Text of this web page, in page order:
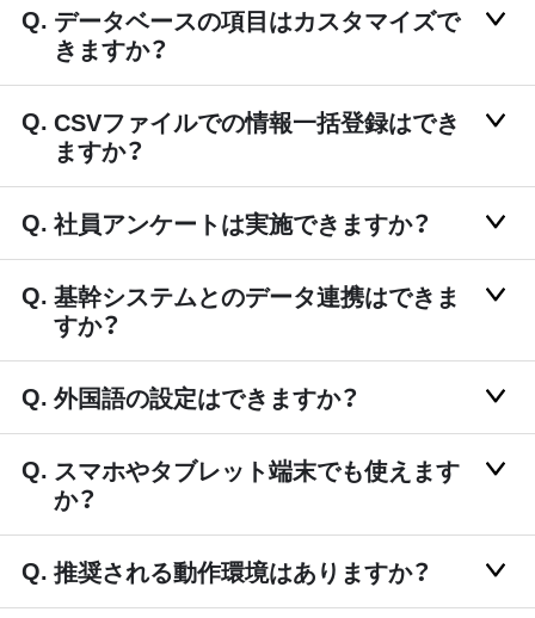
データベースの項目はカスタマイズで
きますか？
CSVファイルでの情報一括登録はでき
ますか？
社員アンケートは実施できますか？
基幹システムとのデータ連携はできま
すか？
外国語の設定はできますか？
スマホやタブレット端末でも使えます
か？
推奨される動作環境はありますか？